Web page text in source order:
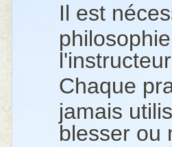
Il est
Chaque
jamais
blesser ou